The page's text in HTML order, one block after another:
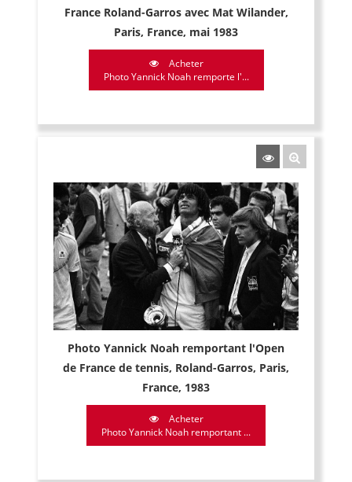
France Roland-Garros avec Mat Wilander,
Paris, France, mai 1983
Acheter
Photo Yannick Noah remporte l'...
Photo Yannick Noah remportant l'Open
de France de tennis, Roland-Garros, Paris,
France, 1983
Acheter
Photo Yannick Noah remportant ...